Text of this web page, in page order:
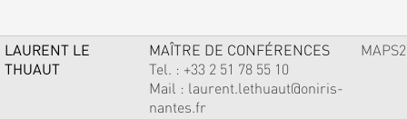
LAURENT LE
THUAUT
MAÎTRE DE CONFÉRENCES
Tel. : +33 2 51 78 55 10
Mail : laurent.lethuaut@oniris-
nantes.fr
MAPS2